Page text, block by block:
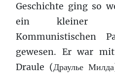
Geschichte ging so
ein kleiner
Kommunistischen
gewesen. Er war
Draule (Драулье Милда